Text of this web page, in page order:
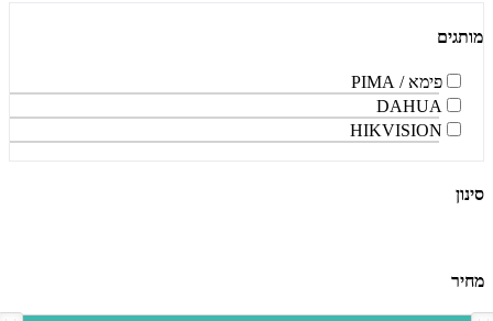
מותגים
פימא / PIMA
DAHUA
HIKVISION
סינון
מחיר